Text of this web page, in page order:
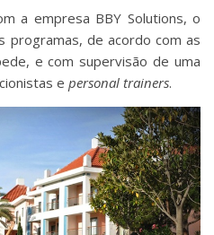
a empresa BBY Solutions, o
programas, de acordo com as
e com supervisão de uma
e personal trainers.